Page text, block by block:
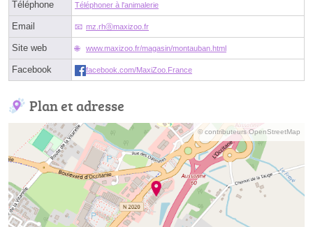
Téléphone Téléphoner à l'animalerie
Email mz.rhⓐmaxizoo.fr
Site web www.maxizoo.fr/magasin/montauban.html
Facebook facebook.com/MaxiZoo.France
Plan et adresse
© contributeurs OpenStreetMap